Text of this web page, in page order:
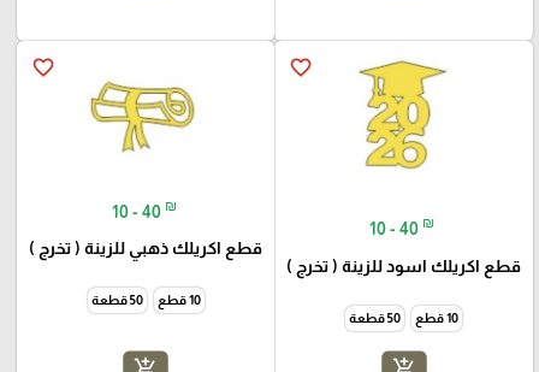
favorite_border
10 - 40 ₪
قطع اكريلك اسود للزينة ( تخرج )
10 قطع 50 قطعة
favorite_border
10 - 40 ₪
قطع اكريلك ذهبي للزينة ( تخرج )
10 قطع 50 قطعة